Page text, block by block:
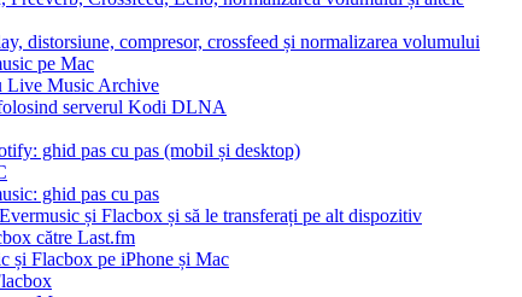
distorsiune, compresor, crossfeed și normalizarea volumului
pe Mac
Live Music Archive
serverul Kodi DLNA
ghid pas cu pas (mobil și desktop)
ghid pas cu pas
și Flacbox și să le transferați pe alt dispozitiv
către Last.fm
și Flacbox pe iPhone și Mac